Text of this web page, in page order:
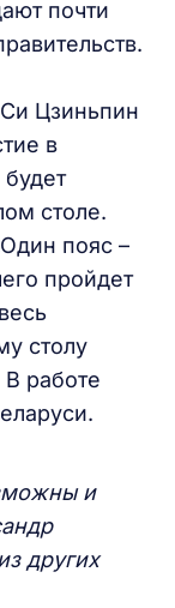
почти
Цзиньпин
в
столе.
пояс –
пройдет
столу
работе
и
других